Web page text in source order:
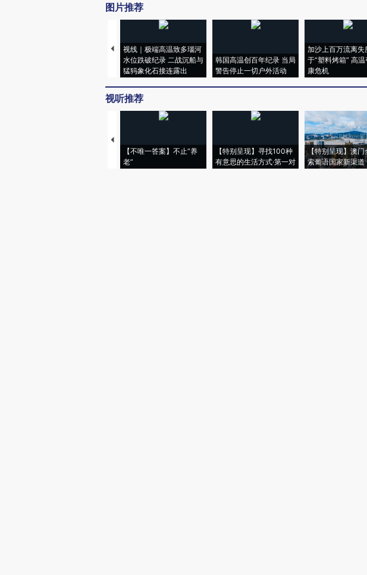
图片推荐
视线｜极端高温致多瑙河
水位跌破纪录 二战沉船与
猛犸象化石接连露出
韩国高温创百年纪录 当局
警告停止一切户外活动
加沙上百万流离失
于“塑料烤箱” 高
康危机
视听推荐
【不唯一答案】不止“养
老”
【特别呈现】寻找100种
有意思的生活方式·第一对
【特别呈现】澳门
索葡语国家新渠道